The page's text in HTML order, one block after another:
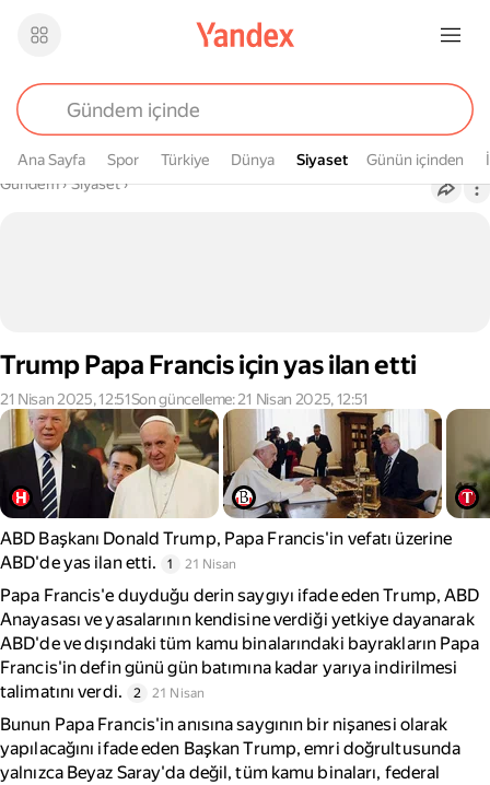
Ana Sayfa Spor Türkiye Dünya Siyaset
Siyaset Günün içinden
Buradasın
Gündem› Siyaset›
Trump Papa Francis için yas ilan etti
21 Nisan 2025, 12:51Son güncelleme: 21 Nisan 2025, 12:51
ABD Başkanı Donald Trump, Papa Francis'in vefatı üzerine
ABD'de yas ilan etti.
1 21 Nisan
Papa Francis'e duyduğu derin saygıyı ifade eden Trump, ABD
Anayasası ve yasalarının kendisine verdiği yetkiye dayanarak
ABD'de ve dışındaki tüm kamu binalarındaki bayrakların Papa
Francis'in defin günü gün batımına kadar yarıya indirilmesi
talimatını verdi.
2 21 Nisan
Bunun Papa Francis'in anısına saygının bir nişanesi olarak
yapılacağını ifade eden Başkan Trump, emri doğrultusunda
yalnızca Beyaz Saray'da değil, tüm kamu binaları, federal